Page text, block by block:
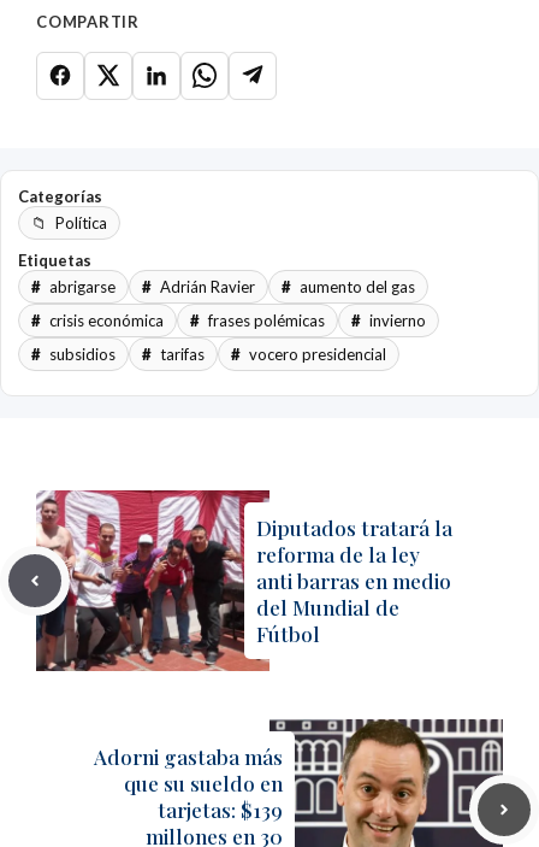
COMPARTIR
Categorías
Política
Etiquetas
abrigarse
Adrián Ravier
aumento del gas
crisis económica
frases polémicas
invierno
subsidios
tarifas vocero presidencial
Diputados tratará la
reforma de la ley
anti barras en medio
del Mundial de
Fútbol
Adorni gastaba más
que su sueldo en
tarjetas: $139
millones en 30